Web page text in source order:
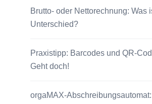
Brutto- oder Nettorechnung: Was
Unterschied?
Praxistipp: Barcodes und QR-
Geht doch!
orgaMAX-